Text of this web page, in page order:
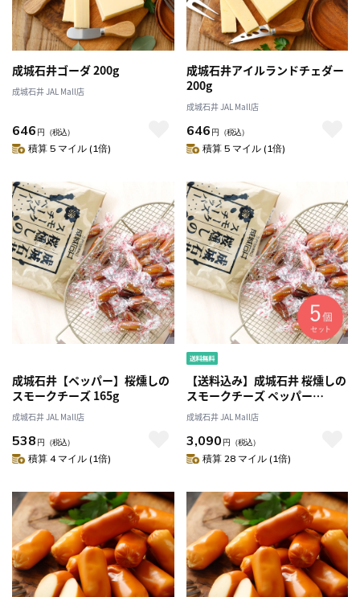
成城石井ゴーダ 200g
成城石井 JAL Mall店
646 円 （税込）
積算 5 マイル (1倍)
成城石井アイルランドチェダー
200g
成城石井 JAL Mall店
646 円 （税込）
積算 5 マイル (1倍)
成城石井【ペッパー】桜燻しの
スモークチーズ 165g
成城石井 JAL Mall店
538 円 （税込）
積算 4 マイル (1倍)
【送料込み】成城石井 桜燻しの
スモークチーズ ペッパー
165g×5個
成城石井 JAL Mall店
3,090 円 （税込）
積算 28 マイル (1倍)